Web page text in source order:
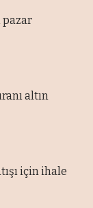
pazar
altın
için ihale